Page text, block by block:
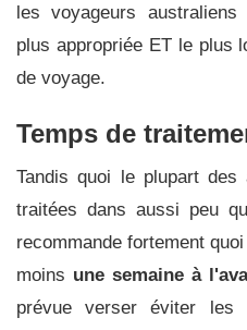
les voyageurs
plus appropriée ET le plus
de voyage.
Temps de
Tandis quoi le plupart
traitées dans aussi peu
recommande fortement
moins une semaine à
prévue verser éviter les